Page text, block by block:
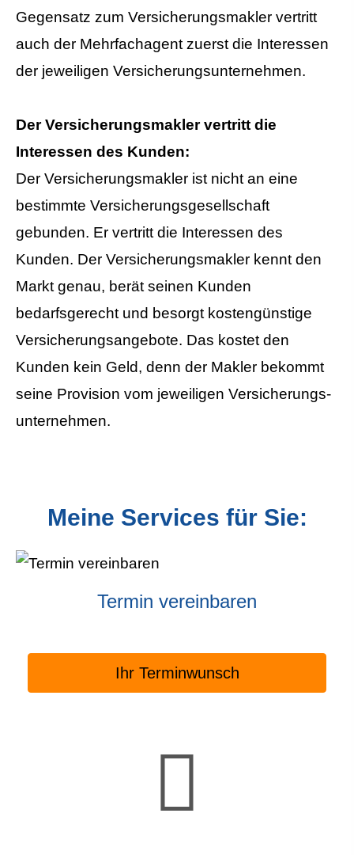
Gegensatz zum Ver­sicherungs­makler vertritt
auch der Mehrfachagent zuerst die Interessen
der jeweiligen Ver­si­che­rungs­un­ter­neh­men.
Der Ver­sicherungs­makler vertritt die
Interessen des Kunden:
Der Ver­sicherungs­makler ist nicht an eine
bestimmte Versicherungsgesellschaft
gebunden. Er vertritt die Interessen des
Kunden. Der Ver­sicherungs­makler kennt den
Markt genau, berät seinen Kunden
bedarfsgerecht und besorgt kostengünstige
Versicherungsangebote. Das kostet den
Kunden kein Geld, denn der Makler bekommt
seine Provision vom jeweiligen Ver­si­che­rungs­
un­ter­neh­men.
Meine Services für Sie:
Termin ver­ein­baren
Ihr Terminwunsch